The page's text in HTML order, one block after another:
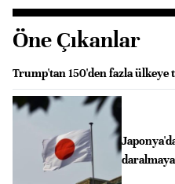
Öne Çıkanlar
Trump'tan 150'den fazla ülkeye